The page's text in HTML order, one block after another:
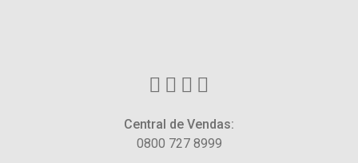
Central de Vendas:
0800 727 8999